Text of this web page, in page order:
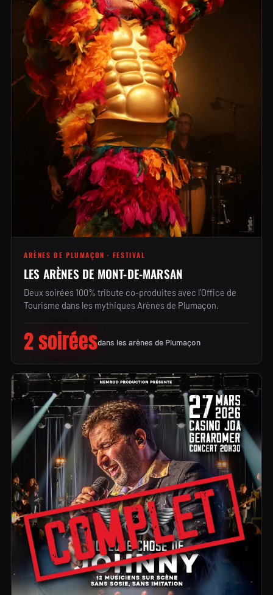
ARÈNES DE PLUMAÇON · FESTIVAL
LES ARÈNES DE MONT-DE-MARSAN
Deux soirées 100% tribute co-produites avec l'Office de
Tourisme dans les mythiques Arènes de Plumaçon.
2 soiréesdans les arènes de Plumaçon